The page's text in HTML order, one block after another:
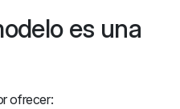
es una
ofrecer: